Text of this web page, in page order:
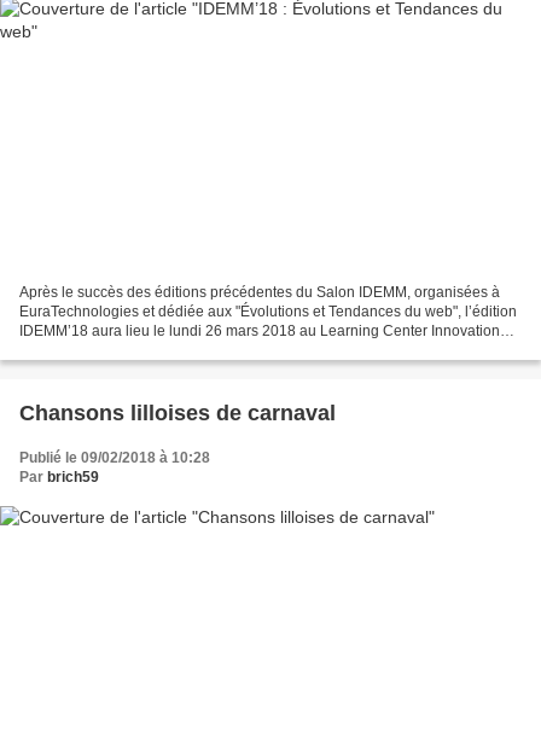
Après le succès des éditions précédentes du Salon IDEMM, organisées à
EuraTechnologies et dédiée aux "Évolutions et Tendances du web", l’édition
IDEMM’18 aura lieu le lundi 26 mars 2018 au Learning Center Innovation
Chansons lilloises de carnaval
Publié le 09/02/2018 à 10:28
Par brich59